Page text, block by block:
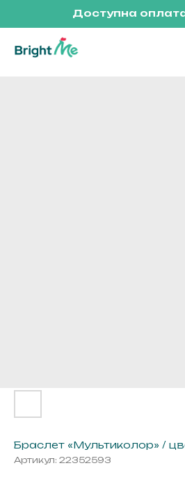
Доступна
Браслет «Мультиколор» /
Артикул: 22352593